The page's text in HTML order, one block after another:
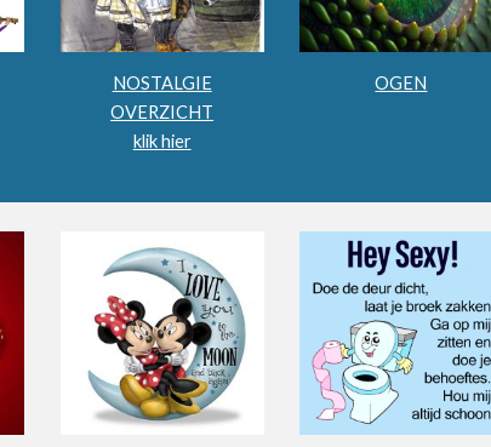
NOSTALGIE
OVERZICHT
klik hier
OGEN